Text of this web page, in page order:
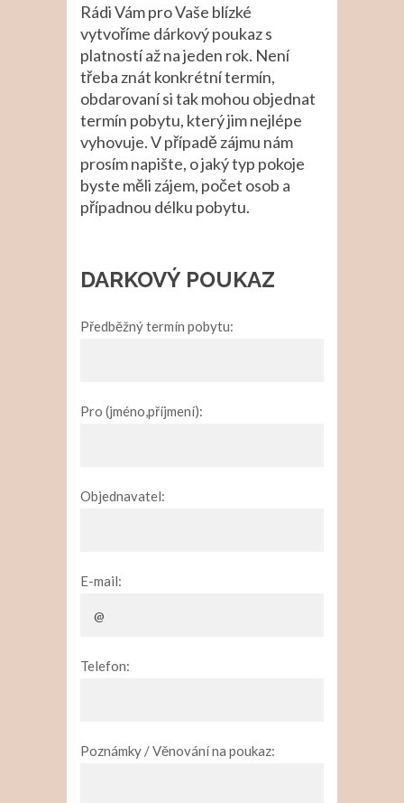
Rádi Vám pro Vaše blízké
vytvoříme dárkový poukaz s
platností až na jeden rok. Není
třeba znát konkrétní termín,
obdarovaní si tak mohou objednat
termín pobytu, který jim nejlépe
vyhovuje. V případě zájmu nám
prosím napište, o jaký typ pokoje
byste měli zájem, počet osob a
případnou délku pobytu.
DARKOVÝ POUKAZ
Předběžný termín pobytu:
Pro (jméno,příjmení):
Objednavatel:
E-mail:
Telefon:
Poznámky / Věnování na poukaz: